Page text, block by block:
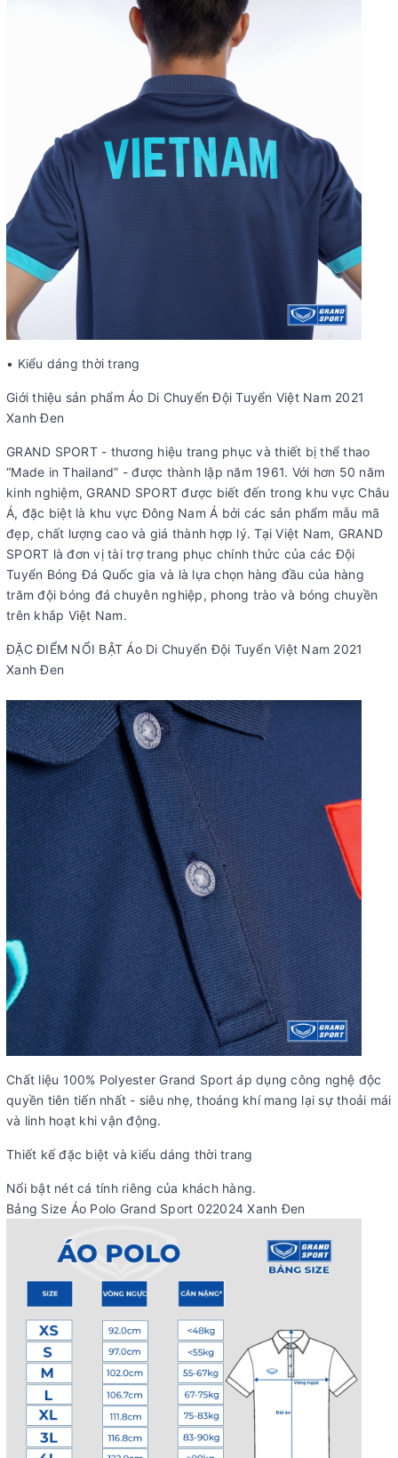
• Kiểu dáng thời trang
Giới thiệu sản phẩm Áo Di Chuyển Đội Tuyển Việt Nam 2021
Xanh Đen
GRAND SPORT - thương hiệu trang phục và thiết bị thể thao
“Made in Thailand” - được thành lập năm 1961. Với hơn 50 năm
kinh nghiệm, GRAND SPORT được biết đến trong khu vực Châu
Á, đặc biệt là khu vực Đông Nam Á bởi các sản phẩm mẫu mã
đẹp, chất lượng cao và giá thành hợp lý. Tại Việt Nam, GRAND
SPORT là đơn vị tài trợ trang phục chính thức của các Đội
Tuyển Bóng Đá Quốc gia và là lựa chọn hàng đầu của hàng
trăm đội bóng đá chuyên nghiệp, phong trào và bóng chuyền
trên khắp Việt Nam.
ĐẶC ĐIỂM NỔI BẬT Áo Di Chuyển Đội Tuyển Việt Nam 2021
Xanh Đen
Chất liệu 100% Polyester Grand Sport áp dụng công nghệ độc
quyền tiên tiến nhất - siêu nhẹ, thoáng khí mang lại sự thoải mái
và linh hoạt khi vận động.
Thiết kế đặc biệt và kiểu dáng thời trang
Nổi bật nét cá tính riêng của khách hàng.
Bảng Size Áo Polo Grand Sport 022024 Xanh Đen